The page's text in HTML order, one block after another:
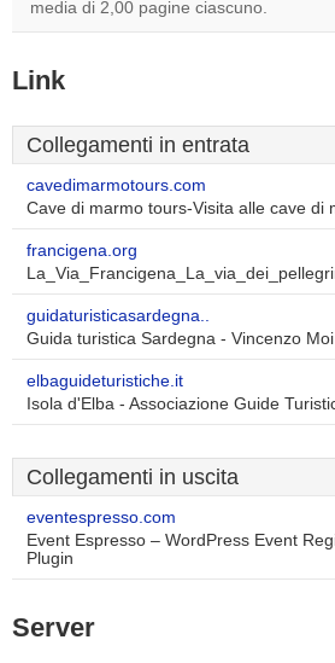
media di 2,00 pagine ciascuno.
Link
Collegamenti in entrata
cavedimarmotours.com
Cave di marmo tours-Visita alle cave di
francigena.org
guidaturisticasardegna..
Guida turistica Sardegna - Vincenzo Moi
elbaguideturistiche.it
Isola d'Elba - Associazione Guide
Collegamenti in uscita
eventespresso.com
Event Espresso – WordPress Event
Plugin
Server